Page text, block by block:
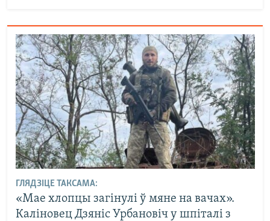
ГЛЯДЗІЦЕ ТАКСАМА:
«Мае хлопцы загінулі ў мяне на вачах».
Каліновец Дзяніс Урбановіч у шпіталі з